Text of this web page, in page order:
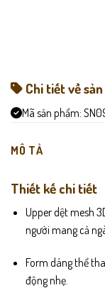
Chi tiết về
Mã sản phẩm:
MÔ TẢ
Thiết kế chi tiết
Upper dệt mesh
người mang cả
Form dáng thể
động nhẹ.